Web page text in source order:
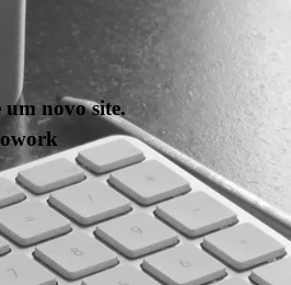
novo site.